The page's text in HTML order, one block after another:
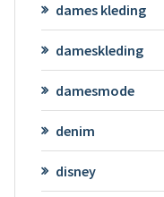
dames kleding
dameskleding
damesmode
denim
disney